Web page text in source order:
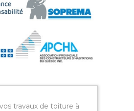
travaux de toiture à